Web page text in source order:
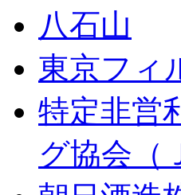
八石山
東京フィ
特定非営
グ協会（